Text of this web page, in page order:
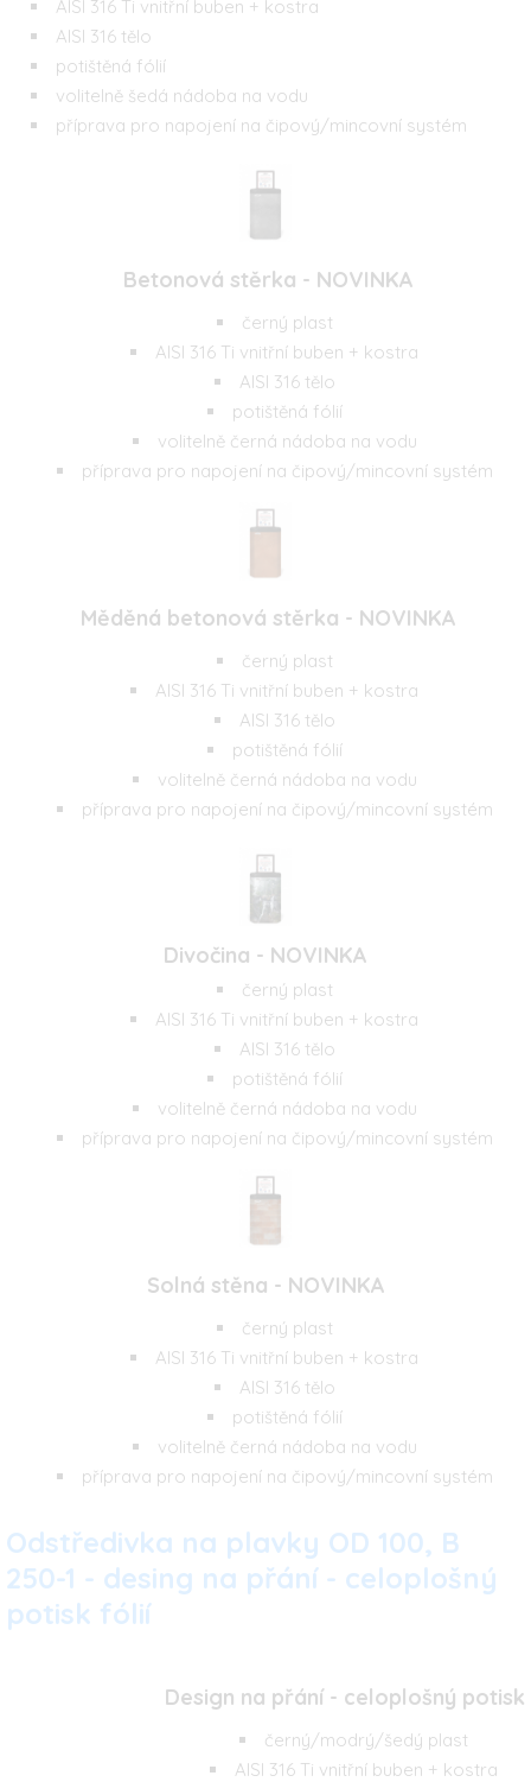
AISI 316 Ti vnitřní buben + kostra
AISI 316 tělo
potištěná fólií
volitelně šedá nádoba na vodu
příprava pro napojení na čipový/mincovní systém
Betonová stěrka - NOVINKA
černý plast
AISI 316 Ti vnitřní buben + kostra
AISI 316 tělo
potištěná fólií
volitelně černá nádoba na vodu
příprava pro napojení na čipový/mincovní systém
Měděná betonová stěrka - NOVINKA
černý plast
AISI 316 Ti vnitřní buben + kostra
AISI 316 tělo
potištěná fólií
volitelně černá nádoba na vodu
příprava pro napojení na čipový/mincovní systém
Divočina - NOVINKA
černý plast
AISI 316 Ti vnitřní buben + kostra
AISI 316 tělo
potištěná fólií
volitelně černá nádoba na vodu
příprava pro napojení na čipový/mincovní systém
Solná stěna - NOVINKA
černý plast
AISI 316 Ti vnitřní buben + kostra
AISI 316 tělo
potištěná fólií
volitelně černá nádoba na vodu
příprava pro napojení na čipový/mincovní systém
Odstředivka na plavky OD 100, B
250-1 - desing na přání - celoplošný
potisk fólií
Design na přání - celoplošný potisk
černý/modrý/šedý plast
AISI 316 Ti vnitřní buben + kostra